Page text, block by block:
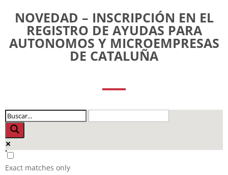
NOVEDAD – INSCRIPCIÓN EN EL
REGISTRO DE AYUDAS PARA
AUTONOMOS Y MICROEMPRESAS
DE CATALUÑA
Exact matches only